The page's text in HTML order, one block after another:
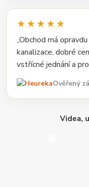
★★★★★
„Obchod má
kanalizace, dobré
vstřícné jednání a
Ověřený
Videa,